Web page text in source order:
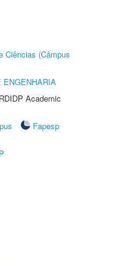
Ciências (Câmpus
ENGENHARIA
Academic
Fapesp